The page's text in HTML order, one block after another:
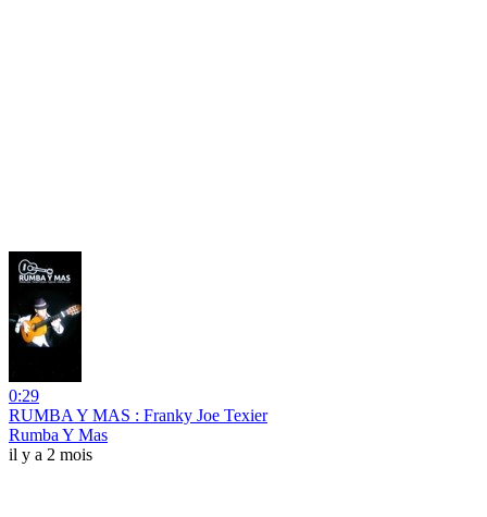
0:29
RUMBA Y MAS : Franky Joe Texier
Rumba Y Mas
il y a 2 mois